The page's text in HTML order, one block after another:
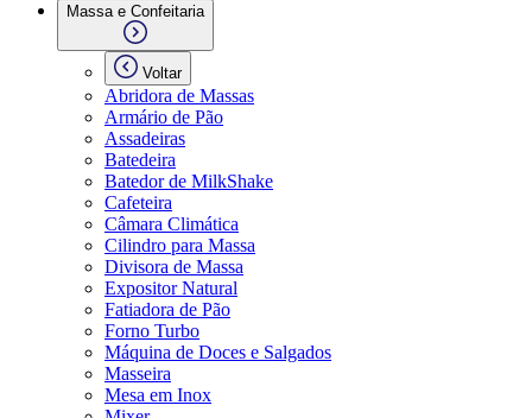
Massa e Confeitaria
Voltar
Abridora de Massas
Armário de Pão
Assadeiras
Batedeira
Batedor de MilkShake
Cafeteira
Câmara Climática
Cilindro para Massa
Divisora de Massa
Expositor Natural
Fatiadora de Pão
Forno Turbo
Máquina de Doces e Salgados
Masseira
Mesa em Inox